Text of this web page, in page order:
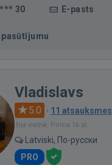
30 E-pasts
Vladislavs
5.0 · 11 atsauksmes
Bija vietnē: Pirms 16 st.
Latviski, По-русски
PRO